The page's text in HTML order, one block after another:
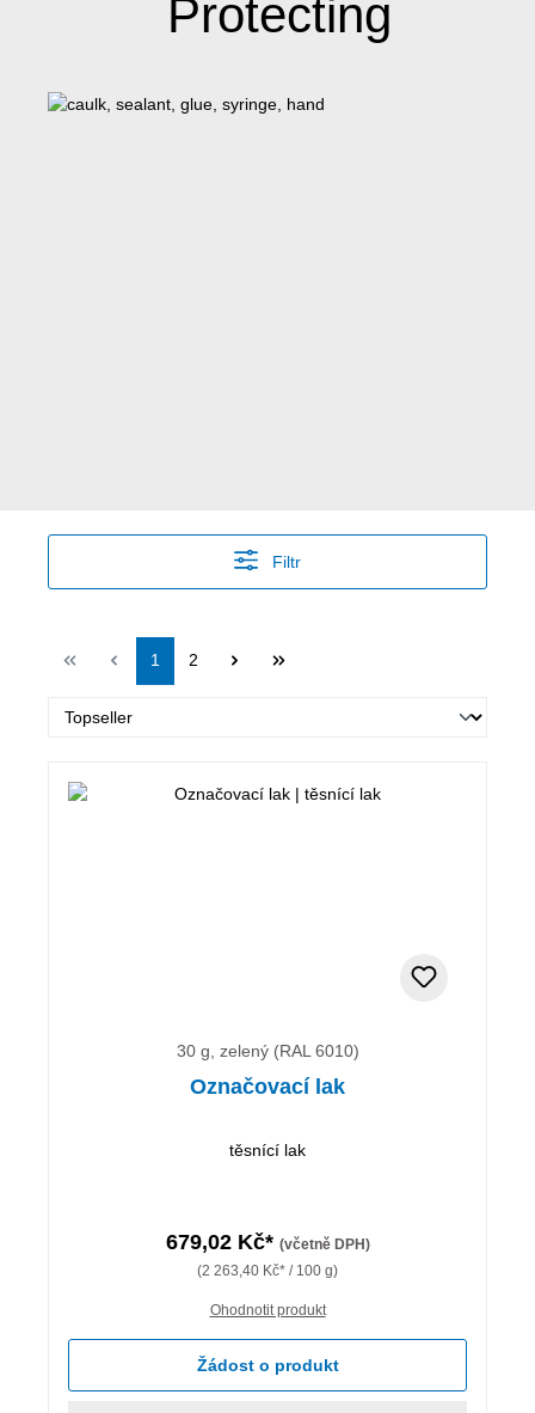
Protecting
Filtr
Strana
1 Strana
2
30 g, zelený (RAL 6010)
Označovací lak
těsnící lak
679,02 Kč* (včetně DPH)
(2 263,40 Kč* / 100 g)
Ohodnotit produkt
Žádost o produkt